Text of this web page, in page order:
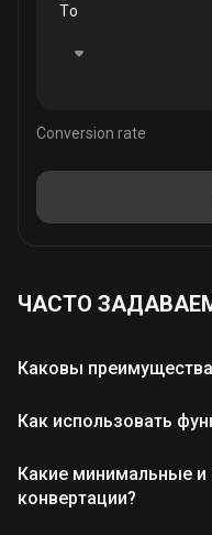
To
Conversion rate
ЧАСТО
Каковы
Как использовать
Какие минимальные
конвертации?